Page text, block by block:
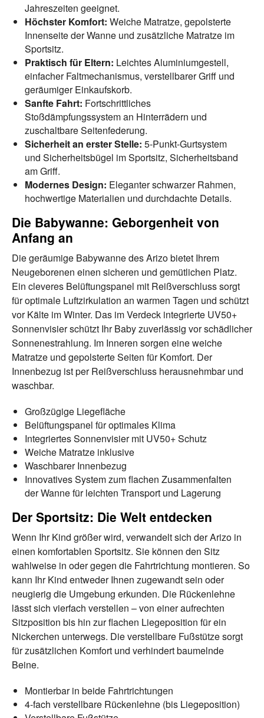
Jahreszeiten geeignet.
Höchster Komfort: Weiche Matratze, gepolsterte
Innenseite der Wanne und zusätzliche Matratze im
Sportsitz.
Praktisch für Eltern: Leichtes Aluminiumgestell,
einfacher Faltmechanismus, verstellbarer Griff und
geräumiger Einkaufskorb.
Sanfte Fahrt: Fortschrittliches
Stoßdämpfungssystem an Hinterrädern und
zuschaltbare Seitenfederung.
Sicherheit an erster Stelle: 5-Punkt-Gurtsystem
und Sicherheitsbügel im Sportsitz, Sicherheitsband
am Griff.
Modernes Design: Eleganter schwarzer Rahmen,
hochwertige Materialien und durchdachte Details.
Die Babywanne: Geborgenheit von
Anfang an
Die geräumige Babywanne des Arizo bietet Ihrem
Neugeborenen einen sicheren und gemütlichen Platz.
Ein cleveres Belüftungspanel mit Reißverschluss sorgt
für optimale Luftzirkulation an warmen Tagen und schützt
vor Kälte im Winter. Das im Verdeck integrierte UV50+
Sonnenvisier schützt Ihr Baby zuverlässig vor schädlicher
Sonnenestrahlung. Im Inneren sorgen eine weiche
Matratze und gepolsterte Seiten für Komfort. Der
Innenbezug ist per Reißverschluss herausnehmbar und
waschbar.
Großzügige Liegefläche
Belüftungspanel für optimales Klima
Integriertes Sonnenvisier mit UV50+ Schutz
Weiche Matratze inklusive
Waschbarer Innenbezug
Innovatives System zum flachen Zusammenfalten
der Wanne für leichten Transport und Lagerung
Der Sportsitz: Die Welt entdecken
Wenn Ihr Kind größer wird, verwandelt sich der Arizo in
einen komfortablen Sportsitz. Sie können den Sitz
wahlweise in oder gegen die Fahrtrichtung montieren. So
kann Ihr Kind entweder Ihnen zugewandt sein oder
neugierig die Umgebung erkunden. Die Rückenlehne
lässt sich vierfach verstellen – von einer aufrechten
Sitzposition bis hin zur flachen Liegeposition für ein
Nickerchen unterwegs. Die verstellbare Fußstütze sorgt
für zusätzlichen Komfort und verhindert baumelnde
Beine.
Montierbar in beide Fahrtrichtungen
4-fach verstellbare Rückenlehne (bis Liegeposition)